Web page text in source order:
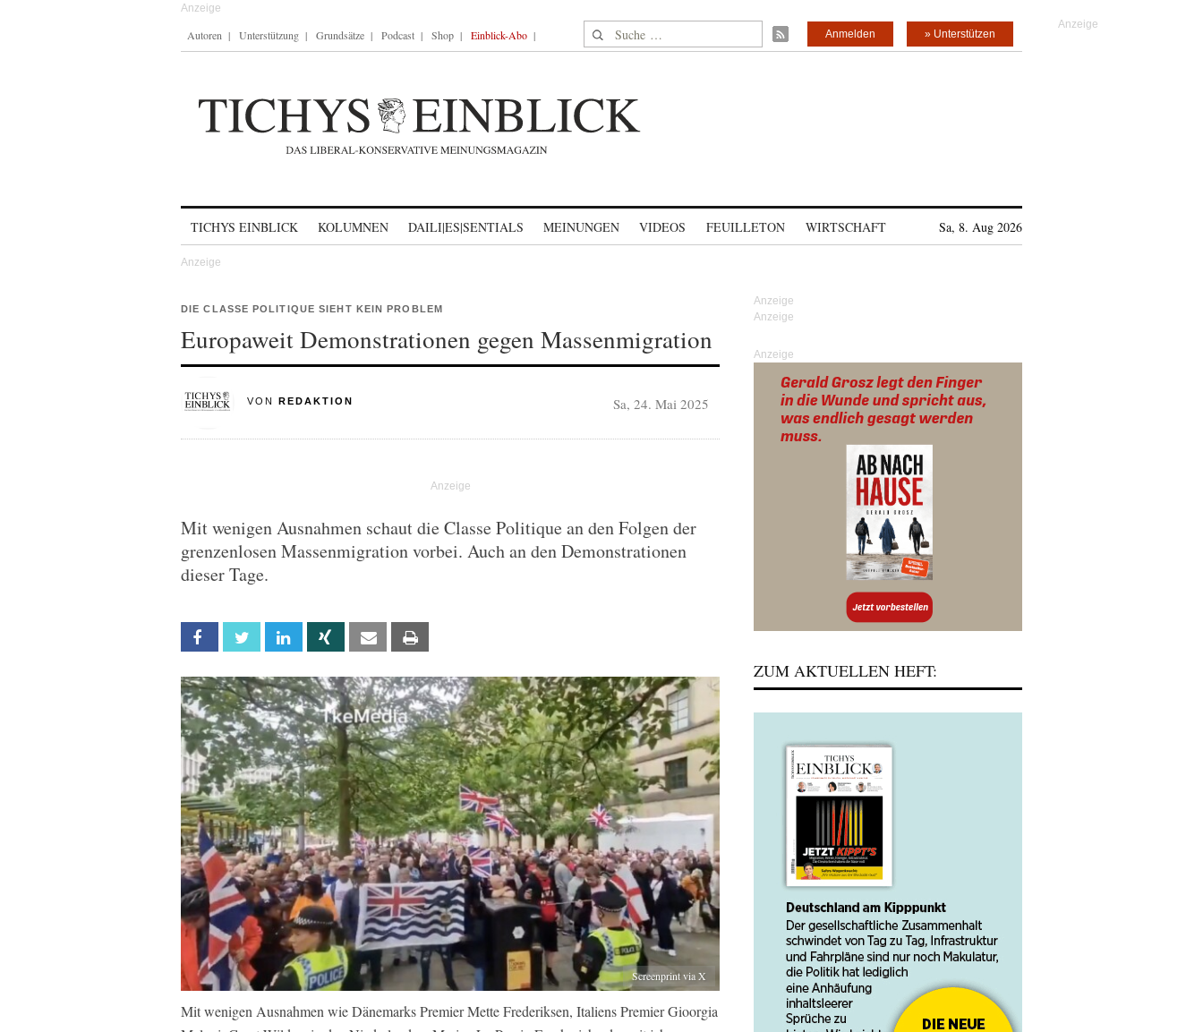
Autoren Unterstützung Grundsätze Podcast Shop Einblick-Abo Suche nach: » Unterstützen
Anmelden
TICHYS EINBLICK KOLUMNEN DAILI|ES|SENTIALS MEINUNGEN VIDEOS FEUILLETON WIRTSCHAFT Sa, 8. Aug 2026
DIE CLASSE POLITIQUE SIEHT KEIN PROBLEM
Europaweit Demonstrationen gegen Massenmigration
VON REDAKTION Sa, 24. Mai 2025
Mit wenigen Ausnahmen schaut die Classe Politique an den Folgen der
grenzenlosen Massenmigration vorbei. Auch an den Demonstrationen
dieser Tage.
Facebook Twitter Linkedin Xing Email
Screenprint via X
Mit wenigen Ausnahmen wie Dänemarks Premier Mette Frederiksen, Italiens Premier Gioorgia
Anzeige
ZUM AKTUELLEN HEFT: